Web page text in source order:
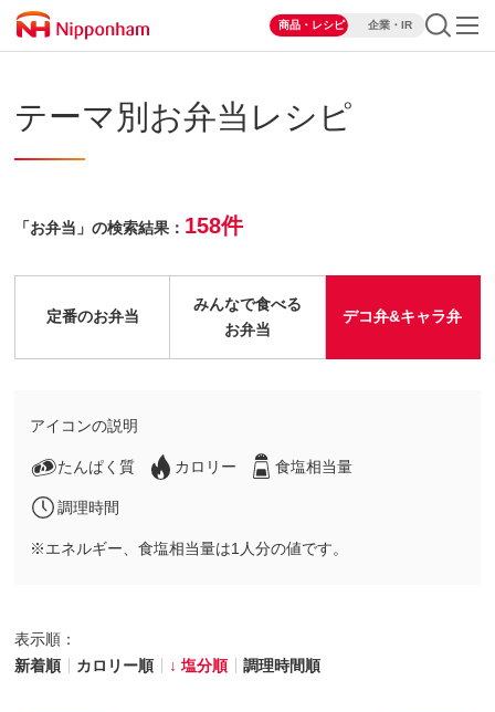
商品・レシピ 企業・IR
テーマ別お弁当レシピ
「お弁当」の検索結果： 158件
定番のお弁当
みんなで食べる
お弁当
デコ弁&キャラ弁
アイコンの説明
たんぱく質 カロリー 食塩相当量
調理時間
※エネルギー、食塩相当量は1人分の値です。
表示順：
新着順
カロリー順 塩分順 調理時間順